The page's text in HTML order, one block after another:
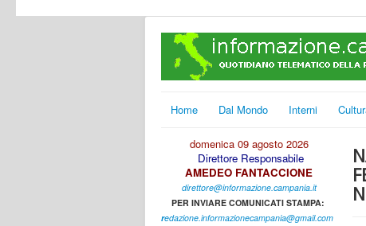
Home Dal Mondo Interni
domenica 09 agosto 2026
Direttore Responsabile
AMEDEO FANTACCIONE
direttore@informazione.campania.it
PER INVIARE COMUNICATI STAMPA:
redazione.informazionecampania@gmail.com